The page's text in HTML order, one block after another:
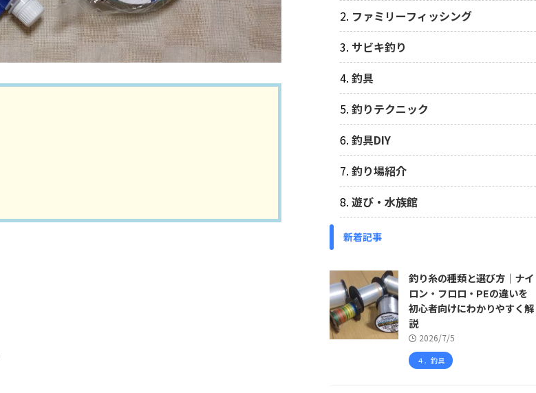
ファミリーフィッシング
サビキ釣り
釣具
釣りテクニック
釣具DIY
釣り場紹介
遊び・水族館
新着記事
釣り糸の種類と選び方｜ナイ
ロン・フロロ・PEの違いを
初心者向けにわかりやすく解
説
2026/7/5
４．釣具